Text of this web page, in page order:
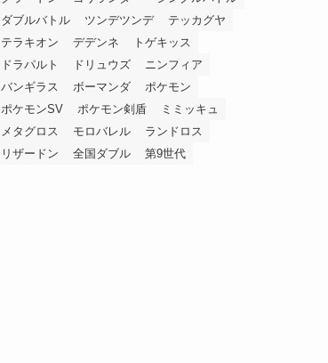
ダブルバトル
ツンデツンデ
テッカグヤ
テラキオン
デデンネ
トゲキッス
ドラパルト
ドリュウズ
ニンフィア
バンギラス
ボーマンダ
ポケモン
ポケモンSV
ポケモン剣盾
ミミッキュ
メタグロス
モロバレル
ランドロス
リザードン
全国ダブル 第9世代